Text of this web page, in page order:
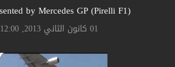
by Mercedes GP (Pirelli F1)
01 كانون الثاني 2013, 12:00 ص